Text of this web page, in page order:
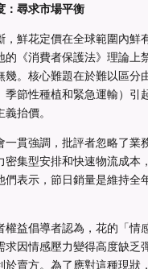
：尋求市場平衡
，鮮花定價在全球範圍內鮮
的《消費者保護法》理論上
幾。核心難題在於難以區分
季節性種植和緊急運輸）引
抬價。
一貫強調，批評者忽略了業
密集型安排和快速物流成本
們表示，節日銷量是維持全
權益倡導者認為，花的「情
求因情感壓力變得高度缺乏
於賣方。為了應對這種現狀